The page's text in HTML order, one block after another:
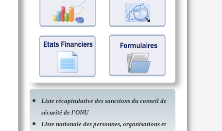
Liste récapitulative des sanctions du conseil de
sécurité de l’ONU
Liste nationale des personnes, organisations et